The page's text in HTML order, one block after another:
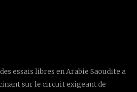
essais libres en Arabie Saoudite a
sur le circuit exigeant de